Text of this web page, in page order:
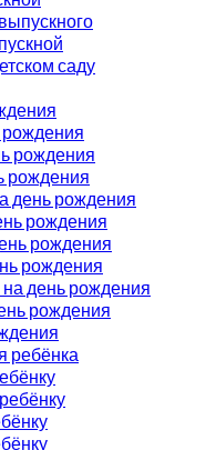
саду
рождения
рождения
день рождения
рождения
рождения
рождения
день рождения
рождения
ребёнка